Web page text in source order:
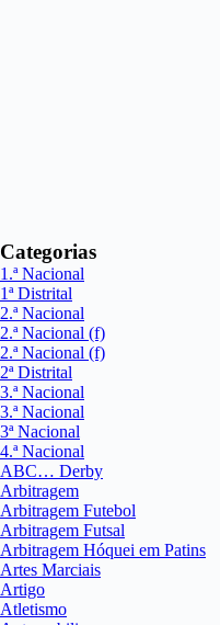
Categorias
1.ª Nacional
1ª Distrital
2.ª Nacional
2.ª Nacional (f)
2.ª Nacional (f)
2ª Distrital
3.ª Nacional
3.ª Nacional
3ª Nacional
4.ª Nacional
ABC… Derby
Arbitragem
Arbitragem Futebol
Arbitragem Futsal
Arbitragem Hóquei em Patins
Artes Marciais
Artigo
Atletismo